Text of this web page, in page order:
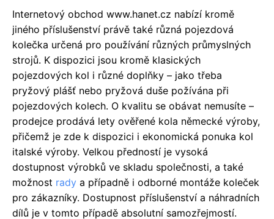
Internetový obchod www.hanet.cz nabízí kromě
jiného příslušenství právě také různá pojezdová
kolečka určená pro používání různých průmyslných
strojů. K dispozici jsou kromě klasických
pojezdových kol i různé doplňky – jako třeba
pryžový plášť nebo pryžová duše požívána při
pojezdových kolech. O kvalitu se obávat nemusíte –
prodejce prodává lety ověřené kola německé výroby,
přičemž je zde k dispozici i ekonomická ponuka kol
italské výroby. Velkou předností je vysoká
dostupnost výrobků ve skladu společnosti, a také
možnost rady a případně i odborné montáže koleček
pro zákazníky. Dostupnost příslušenství a náhradních
dílů je v tomto případě absolutní samozřejmostí.